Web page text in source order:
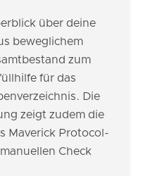
über deine
beweglichem
zum
für das
Die
zeigt zudem die
Maverick Protocol-
Check